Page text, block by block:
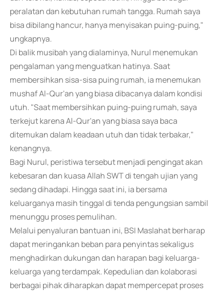
peralatan dan kebutuhan rumah tangga. Rumah saya
bisa dibilang hancur, hanya menyisakan puing-puing,"
ungkapnya.
Di balik musibah yang dialaminya, Nurul menemukan
pengalaman yang menguatkan hatinya. Saat
membersihkan sisa-sisa puing rumah, ia menemukan
mushaf Al-Qur'an yang biasa dibacanya dalam kondisi
utuh. "Saat membersihkan puing-puing rumah, saya
terkejut karena Al-Qur'an yang biasa saya baca
ditemukan dalam keadaan utuh dan tidak terbakar,"
kenangnya.
Bagi Nurul, peristiwa tersebut menjadi pengingat akan
kebesaran dan kuasa Allah SWT di tengah ujian yang
sedang dihadapi. Hingga saat ini, ia bersama
keluarganya masih tinggal di tenda pengungsian sambil
menunggu proses pemulihan.
Melalui penyaluran bantuan ini, BSI Maslahat berharap
dapat meringankan beban para penyintas sekaligus
menghadirkan dukungan dan harapan bagi keluarga-
keluarga yang terdampak. Kepedulian dan kolaborasi
berbagai pihak diharapkan dapat mempercepat proses